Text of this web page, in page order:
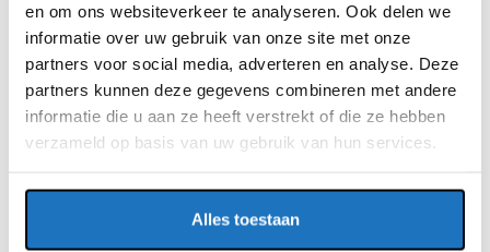
en om ons websiteverkeer te analyseren. Ook delen we
informatie over uw gebruik van onze site met onze
partners voor social media, adverteren en analyse. Deze
partners kunnen deze gegevens combineren met andere
informatie die u aan ze heeft verstrekt of die ze hebben
verzameld op basis van uw gebruik van hun services.
Alles toestaan